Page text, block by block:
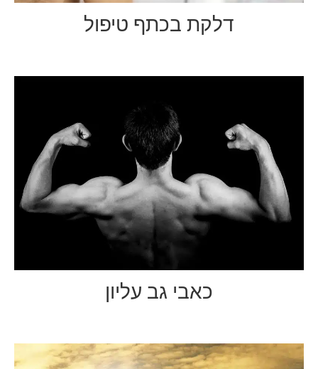
דלקת בכתף טיפול
כאבי גב עליון